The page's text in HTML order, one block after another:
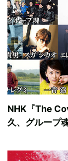
NHK『The
久、グループ